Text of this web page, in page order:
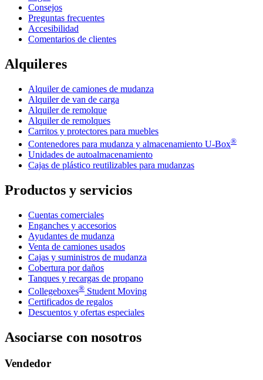
Consejos
Preguntas frecuentes
Accesibilidad
Comentarios de clientes
Alquileres
Alquiler de camiones de mudanza
Alquiler de van de carga
Alquiler de remolque
Alquiler de remolques
Carritos y protectores para muebles
Contenedores para mudanza y almacenamiento U-Box®
Unidades de autoalmacenamiento
Cajas de plástico reutilizables para mudanzas
Productos y servicios
Cuentas comerciales
Enganches y accesorios
Ayudantes de mudanza
Venta de camiones usados
Cajas y suministros de mudanza
Cobertura por daños
Tanques y recargas de propano
Collegeboxes® Student Moving
Certificados de regalos
Descuentos y ofertas especiales
Asociarse con nosotros
Vendedor